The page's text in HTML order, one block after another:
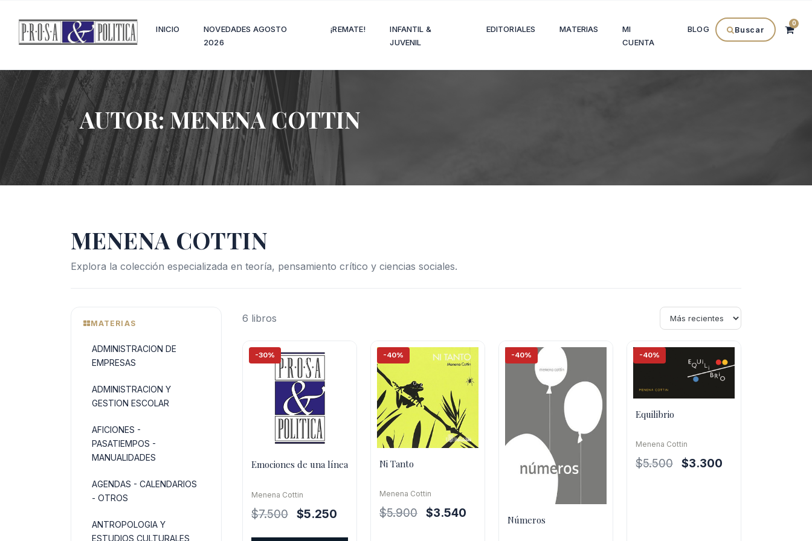
INICIO
NOVEDADES AGOSTO
2026
¡REMATE!
INFANTIL &
JUVENIL
EDITORIALES MATERIAS
MI
CUENTA
BLOG Buscar
0
AUTOR:MENENA COTTIN
MENENA COTTIN
Explora la colección especializada en teoría, pensamiento crítico y ciencias sociales.
MATERIAS
ADMINISTRACION DE
EMPRESAS
ADMINISTRACION Y
GESTION ESCOLAR
AFICIONES -
PASATIEMPOS -
MANUALIDADES
AGENDAS - CALENDARIOS
- OTROS
ANTROPOLOGIA Y
ESTUDIOS CULTURALES
6 libros
-30%
Emociones de una línea
Menena Cottin
$7.500
El
$5.250
-40%
Ni Tanto
Menena Cottin
$5.900
El
$3.540
-40%
Números
-40%
Equilibrio
Menena Cottin
$5.500
El
$3.300